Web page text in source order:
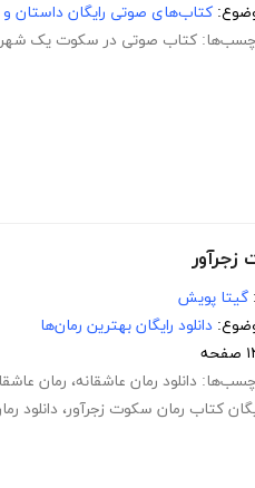
کتاب‌های صوتی رایگان داستان و
کتاب صوتی در سکوت یک شهر
زجرآور
گیتا پویش
دانلود رایگان بهترین رمان‌ها
دانلود رمان عاشقانه، رمان
کتاب رمان سکوت زجرآور، دانلود